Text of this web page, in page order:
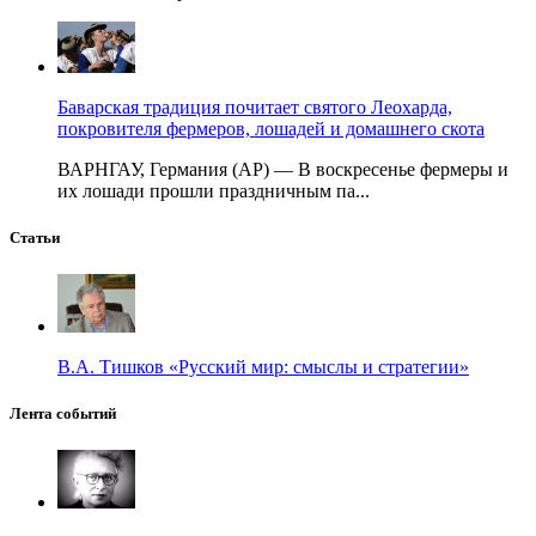
Баварская традиция почитает святого Леохарда,
покровителя фермеров, лошадей и домашнего скота
ВАРНГАУ, Германия (AP) — В воскресенье фермеры и
их лошади прошли праздничным па...
Статьи
В.А. Тишков «Русский мир: смыслы и стратегии»
Лента событий